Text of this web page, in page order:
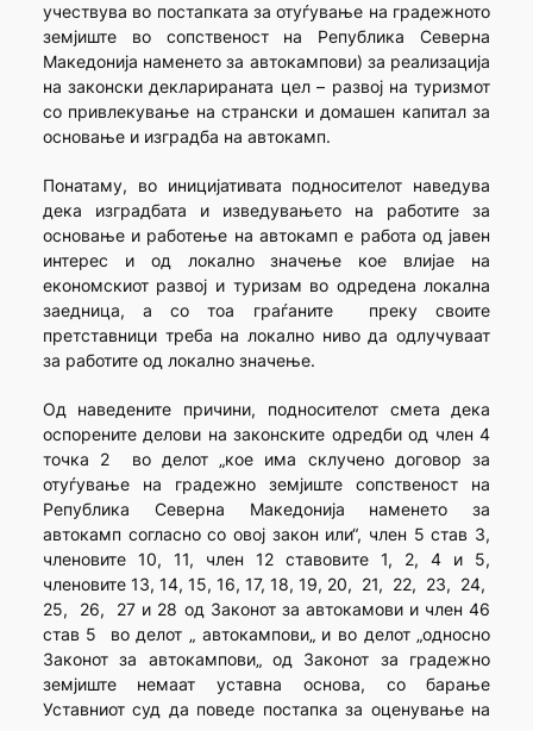
учествува во постапката за отуѓување на градежното
земјиште во сопственост на Република Северна
Македонија наменето за автокампови) за реализација
на законски декларираната цел – развој на туризмот
со привлекување на странски и домашен капитал за
основање и изградба на автокамп.
Понатаму, во иницијативата подносителот наведува
дека изградбата и изведувањето на работите за
основање и работење на автокамп е работа од јавен
интерес и од локално значење кое влијае на
економскиот развој и туризам во одредена локална
заедница, а со тоа граѓаните преку своите
претставници треба на локално ниво да одлучуваат
за работите од локално значење.
Од наведените причини, подносителот смета дека
оспорените делови на законските одредби од член 4
точка 2 во делот „кое има склучено договор за
отуѓување на градежно земјиште сопственост на
Република Северна Македонија наменето за
автокамп согласно со овој закон или“, член 5 став 3,
членовите 10, 11, член 12 ставовите 1, 2, 4 и 5,
членовите 13, 14, 15, 16, 17, 18, 19, 20, 21, 22, 23, 24,
25, 26, 27 и 28 од Законот за автокамови и член 46
став 5 во делот „ автокампови„ и во делот „односно
Законот за автокампови„ од Законот за градежно
земјиште немаат уставна основа, со барање
Уставниот суд да поведе постапка за оценување на